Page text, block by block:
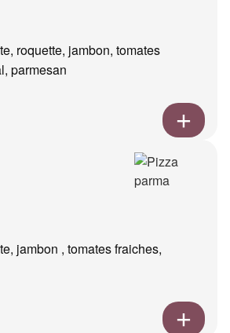
roquette, jambon, tomates
parmesan
jambon , tomates fraiches,